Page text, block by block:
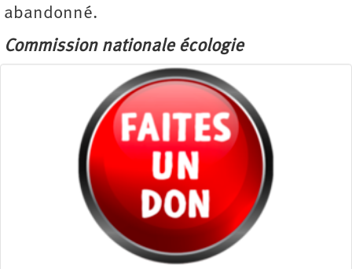
abandonné.
Commission nationale écologie